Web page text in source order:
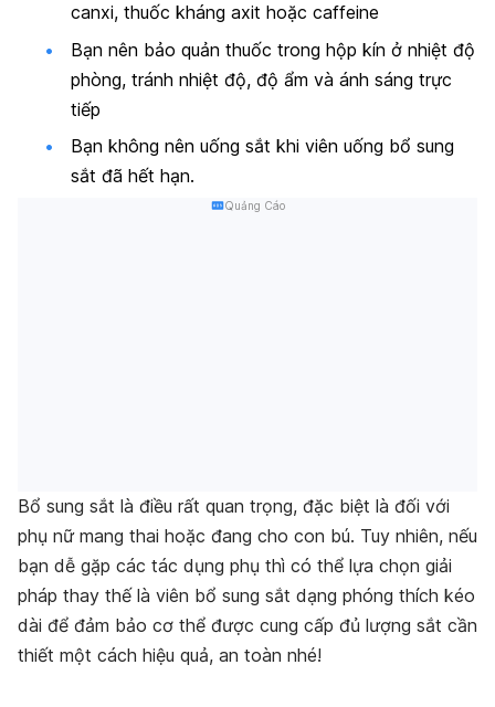
canxi, thuốc kháng axit hoặc caffeine
Bạn nên bảo quản thuốc trong hộp kín ở nhiệt độ
phòng, tránh nhiệt độ, độ ẩm và ánh sáng trực
tiếp
Bạn không nên uống sắt khi viên uống bổ sung
sắt đã hết hạn.
Quảng Cáo
Bổ sung sắt là điều rất quan trọng, đặc biệt là đối với
phụ nữ mang thai hoặc đang cho con bú. Tuy nhiên, nếu
bạn dễ gặp các tác dụng phụ thì có thể lựa chọn giải
pháp thay thế là viên bổ sung sắt dạng phóng thích kéo
dài để đảm bảo cơ thể được cung cấp đủ lượng sắt cần
thiết một cách hiệu quả, an toàn nhé!